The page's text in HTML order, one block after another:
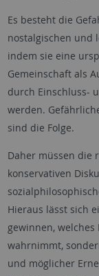
Es besteht die
nostalgischen und
indem sie eine
Gemeinschaft als
durch Einschluss-
werden.
sind die Folge.
Daher müssen die
konservativen
Hieraus lässt sich
gewinnen,
wahrnimmt,
und möglicher